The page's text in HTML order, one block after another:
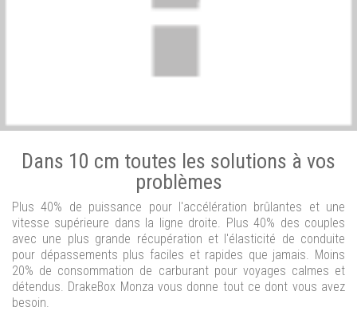
Dans 10 cm toutes les solutions à vos
problèmes
Plus 40% de puissance pour l'accélération brûlantes et une
vitesse supérieure dans la ligne droite. Plus 40% des couples
avec une plus grande récupération et l'élasticité de conduite
pour dépassements plus faciles et rapides que jamais. Moins
20% de consommation de carburant pour voyages calmes et
détendus. DrakeBox Monza vous donne tout ce dont vous avez
besoin.